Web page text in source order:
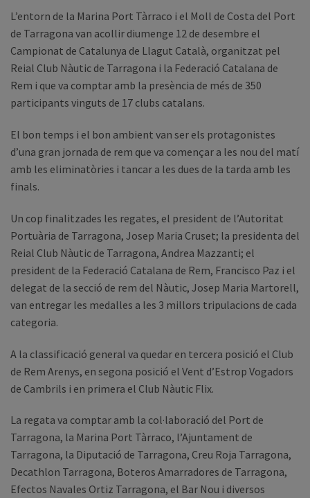
L’entorn de la Marina Port Tàrraco i el Moll de Costa del Port
de Tarragona van acollir diumenge 12 de desembre el
Campionat de Catalunya de Llagut Català, organitzat pel
Reial Club Nàutic de Tarragona i la Federació Catalana de
Rem i que va comptar amb la presència de més de 350
participants vinguts de 17 clubs catalans.
El bon temps i el bon ambient van ser els protagonistes
d’una gran jornada de rem que va començar a les nou del matí
amb les eliminatòries i tancar a les dues de la tarda amb les
finals.
Un cop finalitzades les regates, el president de l’Autoritat
Portuària de Tarragona, Josep Maria Cruset; la presidenta del
Reial Club Nàutic de Tarragona, Andrea Mazzanti; el
president de la Federació Catalana de Rem, Francisco Paz i el
delegat de la secció de rem del Nàutic, Josep Maria Martorell,
van entregar les medalles a les 3 millors tripulacions de cada
categoria.
A la classificació general va quedar en tercera posició el Club
de Rem Arenys, en segona posició el Vent d’Estrop Vogadors
de Cambrils i en primera el Club Nàutic Flix.
La regata va comptar amb la col·laboració del Port de
Tarragona, la Marina Port Tàrraco, l’Ajuntament de
Tarragona, la Diputació de Tarragona, Creu Roja Tarragona,
Decathlon Tarragona, Boteros Amarradores de Tarragona,
Efectos Navales Ortiz Tarragona, el Bar Nou i diversos